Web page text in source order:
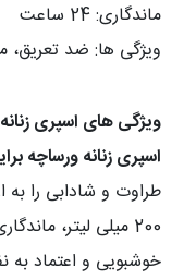
ماندگاری: 24 ساعت
ویژگی ها: ضد تعریق،
ویژگی های اسپری
اسپری زنانه ورساچه
طراوت و شادابی را
خوشبویی و اعتماد